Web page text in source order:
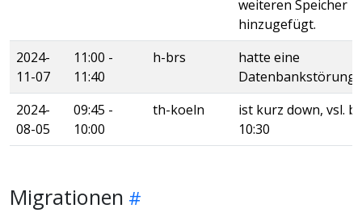
weiteren Speicher
hinzugefügt.
2024-
11-07
11:00 -
11:40
h-brs
hatte eine
Datenbankstörung
2024-
08-05
09:45 -
10:00
th-koeln
ist kurz down, vsl.
10:30
Migrationen